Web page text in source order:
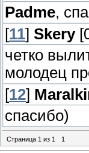
Padme,
[11] Skery
четко
молодец
[12]
спасибо)
Страница 1 из 1 1